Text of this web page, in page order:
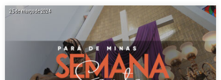
25 de março de 2024